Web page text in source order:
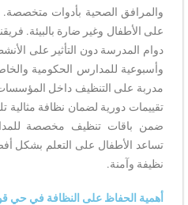
والمرافق الصحية بأدوات
على الأطفال وغير ضارة بالبيئة.
دوام المدرسة دون التأثير على
وأسبوعية للمدارس الحكومية
مدربة على التنظيف داخل المؤسسات
تقييمات دورية لضمان نظافة مثالية
ضمن باقات تنظيف مخصصة
تساعد الأطفال على التعلم بشكل
نظيفة وآمنة.
أهمية الحفاظ على النظافة في حي